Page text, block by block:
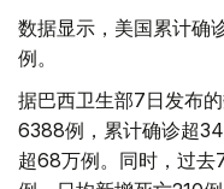
数据显示，美国累计确
例。
据巴西卫生部7日发布
6388例，累计确诊超
超68万例。同时，过去